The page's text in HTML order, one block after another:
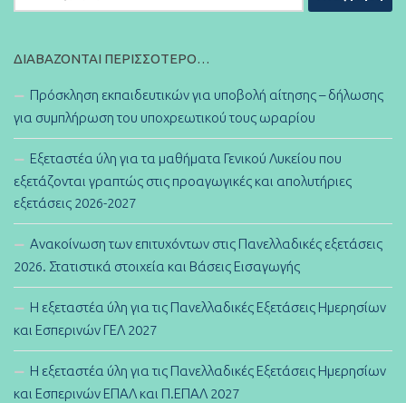
για:
ΔΙΑΒΆΖΟΝΤΑΙ ΠΕΡΙΣΣΌΤΕΡΟ…
Πρόσκληση εκπαιδευτικών για υποβολή αίτησης – δήλωσης
για συμπλήρωση του υποχρεωτικού τους ωραρίου
Εξεταστέα ύλη για τα μαθήματα Γενικού Λυκείου που
εξετάζονται γραπτώς στις προαγωγικές και απολυτήριες
εξετάσεις 2026-2027
Ανακοίνωση των επιτυχόντων στις Πανελλαδικές εξετάσεις
2026. Στατιστικά στοιχεία και Βάσεις Εισαγωγής
Η εξεταστέα ύλη για τις Πανελλαδικές Εξετάσεις Ημερησίων
και Εσπερινών ΓΕΛ 2027
Η εξεταστέα ύλη για τις Πανελλαδικές Εξετάσεις Ημερησίων
και Εσπερινών ΕΠΑΛ και Π.ΕΠΑΛ 2027